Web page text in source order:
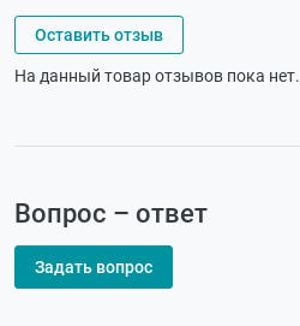
Оставить отзыв
На данный товар отзывов пока нет.
Вопрос – ответ
Задать вопрос